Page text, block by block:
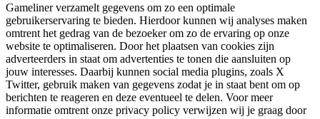
Gameliner verzamelt gegevens om zo een optimale
gebruikerservaring te bieden. Hierdoor kunnen wij analyses maken
omtrent het gedrag van de bezoeker om zo de ervaring op onze
website te optimaliseren. Door het plaatsen van cookies zijn
adverteerders in staat om advertenties te tonen die aansluiten op
jouw interesses. Daarbij kunnen social media plugins, zoals X
Twitter, gebruik maken van gegevens zodat je in staat bent om op
berichten te reageren en deze eventueel te delen. Voor meer
informatie omtrent onze privacy policy verwijzen wij je graag door